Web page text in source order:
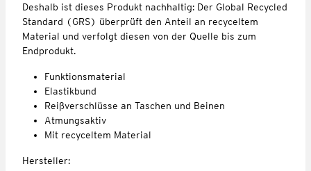
Deshalb ist dieses Produkt nachhaltig: Der Global Recycled
Standard (GRS) überprüft den Anteil an recyceltem
Material und verfolgt diesen von der Quelle bis zum
Endprodukt.
Funktionsmaterial
Elastikbund
Reißverschlüsse an Taschen und Beinen
Atmungsaktiv
Mit recyceltem Material
Hersteller: